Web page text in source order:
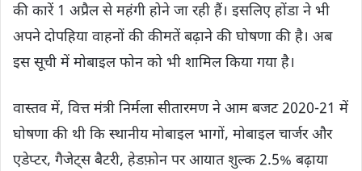
की कारें 1 अप्रैल से महंगी होने जा रही हैं। इसलिए होंडा ने भी
अपने दोपहिया वाहनों की कीमतें बढ़ाने की घोषणा की है। अब
इस सूची में मोबाइल फोन को भी शामिल किया गया है।
वास्तव में, वित्त मंत्री निर्मला सीतारमण ने आम बजट 2020-21 में
घोषणा की थी कि स्थानीय मोबाइल भागों, मोबाइल चार्जर और
एडेप्टर, गैजेट्स बैटरी, हेडफ़ोन पर आयात शुल्क 2.5% बढ़ाया